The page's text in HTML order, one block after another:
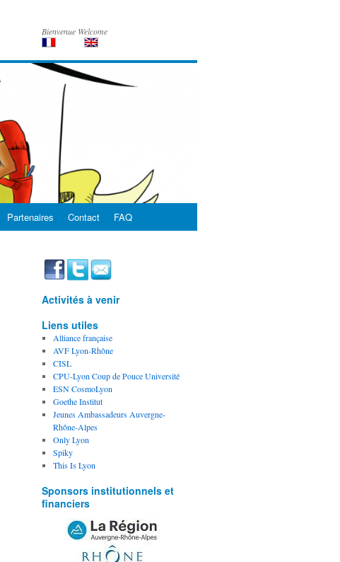
Bienvenue Welcome
Partenaires Contact FAQ
Activités à venir
Liens utiles
Alliance française
AVF Lyon-Rhône
CISL
CPU-Lyon Coup de Pouce Université
ESN CosmoLyon
Goethe Institut
Jeunes Ambassadeurs Auvergne-
Rhône-Alpes
Only Lyon
Spiky
This Is Lyon
Sponsors institutionnels et
financiers